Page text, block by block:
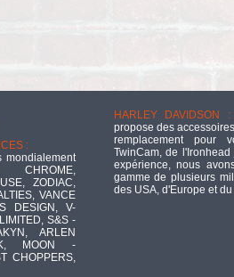
:
mondialement
ZODIAC,
VANCE
DESIGN, V-
S&S -
ARLEN
MOON -
CHOPPERS,
HARLEY DAVIDSON :
propose des
remplacement pour
TwinCam, de
expérience, nous
gamme de plusieurs
des USA, d'Europe et